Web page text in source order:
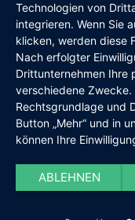
Technologien von
integrieren. Wenn Sie
klicken, werden diese
Nach erfolgter
Drittunternehmen Ihre
verschiedene
Rechtsgrundlage und
Button „Mehr“ und in
können Ihre
ABLEHNEN